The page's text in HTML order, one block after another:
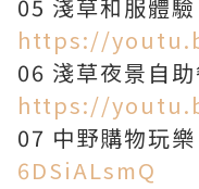
05 淺草和服體驗
https://
06 淺草夜景自助
https://
07 中野購物玩樂
6DSiALsmQ